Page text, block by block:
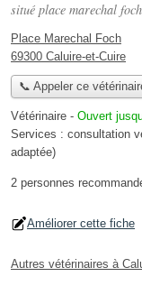
situé place marechal foch
Place Marechal Foch
69300 Caluire-et-Cuire
📞 Appeler ce
Vétérinaire - Ouvert
Services : consultation
adaptée)
2 personnes
Améliorer cette fiche
Autres vétérinaires à